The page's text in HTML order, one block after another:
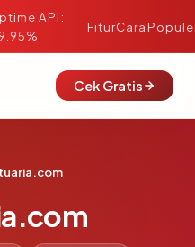
API:
FiturCara
Cek Gratis